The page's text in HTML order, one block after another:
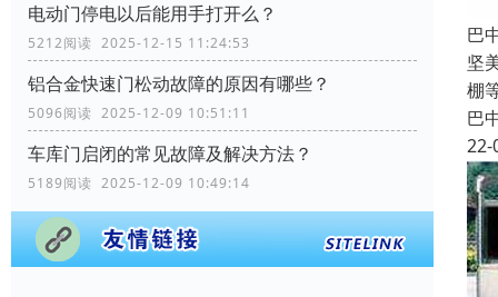
电动门停电以后能用手打开么？
5212阅读 2025-12-15 11:24:53
铝合金快速门松动故障的原因有哪些？
5096阅读 2025-12-09 10:51:11
车库门启闭的常见故障及解决方法？
5189阅读 2025-12-09 10:49:14
巴
坚
棚
巴
22-